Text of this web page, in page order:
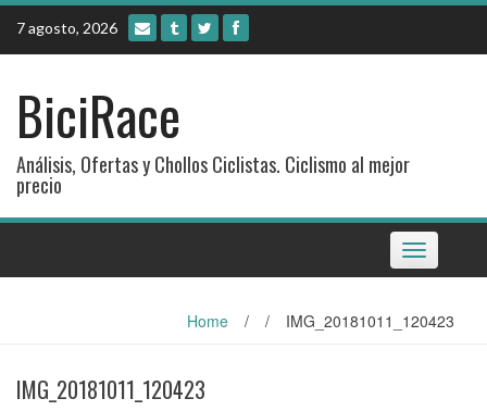
Skip
content
7 agosto, 2026
BiciRace
Análisis, Ofertas y Chollos Ciclistas. Ciclismo al mejor
precio
Toggle
navigation
Home / / IMG_20181011_120423
IMG_20181011_120423